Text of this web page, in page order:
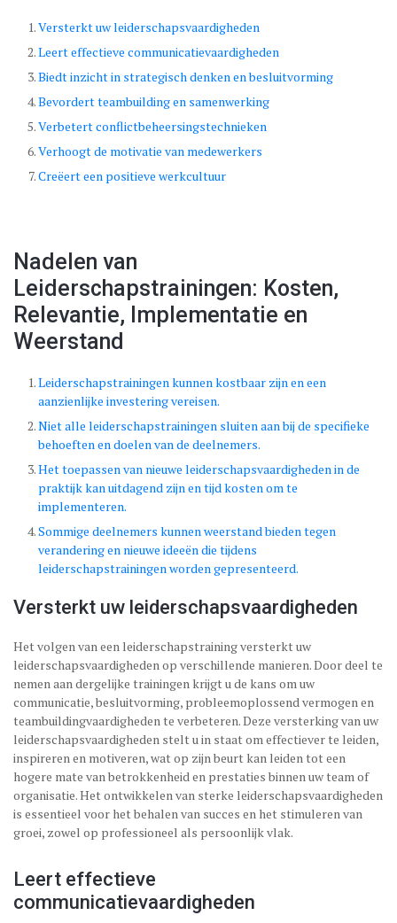
Versterkt uw leiderschapsvaardigheden
Leert effectieve communicatievaardigheden
Biedt inzicht in strategisch denken en besluitvorming
Bevordert teambuilding en samenwerking
Verbetert conflictbeheersingstechnieken
Verhoogt de motivatie van medewerkers
Creëert een positieve werkcultuur
Nadelen van
Leiderschapstrainingen: Kosten,
Relevantie, Implementatie en
Weerstand
Leiderschapstrainingen kunnen kostbaar zijn en een
aanzienlijke investering vereisen.
Niet alle leiderschapstrainingen sluiten aan bij de specifieke
behoeften en doelen van de deelnemers.
Het toepassen van nieuwe leiderschapsvaardigheden in de
praktijk kan uitdagend zijn en tijd kosten om te
implementeren.
Sommige deelnemers kunnen weerstand bieden tegen
verandering en nieuwe ideeën die tijdens
leiderschapstrainingen worden gepresenteerd.
Versterkt uw leiderschapsvaardigheden
Het volgen van een leiderschapstraining versterkt uw
leiderschapsvaardigheden op verschillende manieren. Door deel te
nemen aan dergelijke trainingen krijgt u de kans om uw
communicatie, besluitvorming, probleemoplossend vermogen en
teambuildingvaardigheden te verbeteren. Deze versterking van uw
leiderschapsvaardigheden stelt u in staat om effectiever te leiden,
inspireren en motiveren, wat op zijn beurt kan leiden tot een
hogere mate van betrokkenheid en prestaties binnen uw team of
organisatie. Het ontwikkelen van sterke leiderschapsvaardigheden
is essentieel voor het behalen van succes en het stimuleren van
groei, zowel op professioneel als persoonlijk vlak.
Leert effectieve
communicatievaardigheden